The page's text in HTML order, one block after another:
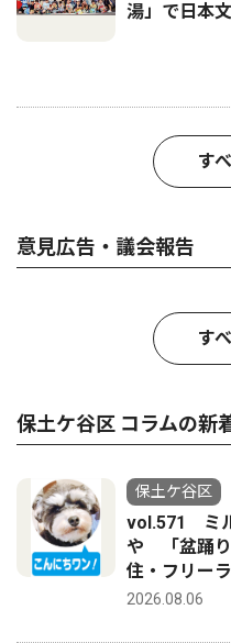
湯」で日本
す
意見広告・議会報告
す
保土ケ谷区 コラムの新
保土ケ谷区
vol.571 ミ
や 「盆踊り
住・フリーラ
2026.08.06